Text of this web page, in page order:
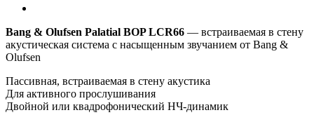
Bang & Olufsen Palatial BOP LCR66 — встраиваемая в стену
акустическая система с насыщенным звучанием от Bang &
Olufsen
Пассивная, встраиваемая в стену акустика
Для активного прослушивания
Двойной или квадрофонический НЧ-динамик